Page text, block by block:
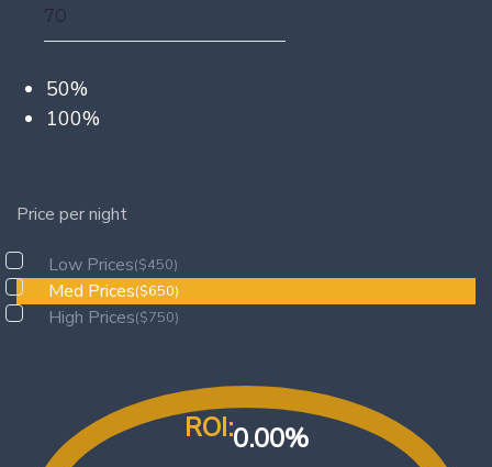
50%
100%
Price per night
Low Prices($450)
Med Prices($650)
High Prices($750)
0.00%
ROI: